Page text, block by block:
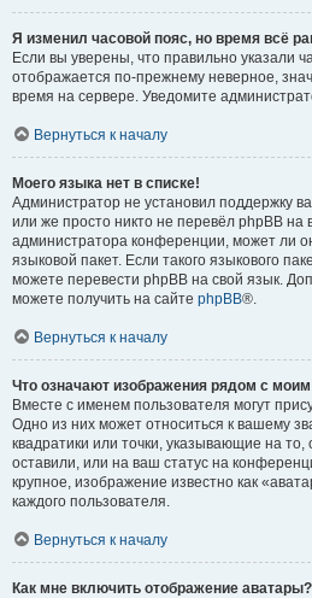
Я изменил часовой пояс, но время всё
Если вы уверены, что правильно указали
отображается по-прежнему неверное,
время на сервере. Уведомите
Вернуться к началу
Моего языка нет в списке!
Администратор не установил поддержку
или же просто никто не перевёл phpBB на
администратора конференции, может ли
языковой пакет. Если такого языкового
можете перевести phpBB на свой язык.
можете получить на сайте phpBB®.
Вернуться к началу
Что означают изображения рядом с
Вместе с именем пользователя могут
Одно из них может относиться к вашему
квадратики или точки, указывающие на то,
оставили, или на ваш статус на
крупное, изображение известно как
каждого пользователя.
Вернуться к началу
Как мне включить отображение аватары?